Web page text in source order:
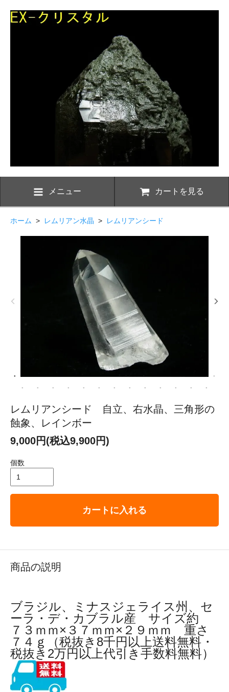
メニュー カートを見る
ホーム > レムリアン水晶 > レムリアンシード
レムリアンシード 自立、右水晶、三角形の
蝕象、レインボー
9,000円(税込9,900円)
個数
カートに入れる
商品の説明
ブラジル、ミナスジェライス州、セ
ーラ・デ・カブラル産 サイズ約
７３ｍｍ×３７ｍｍ×２９ｍｍ 重さ
７４ｇ（税抜き8千円以上送料無料・
税抜き2万円以上代引き手数料無料）